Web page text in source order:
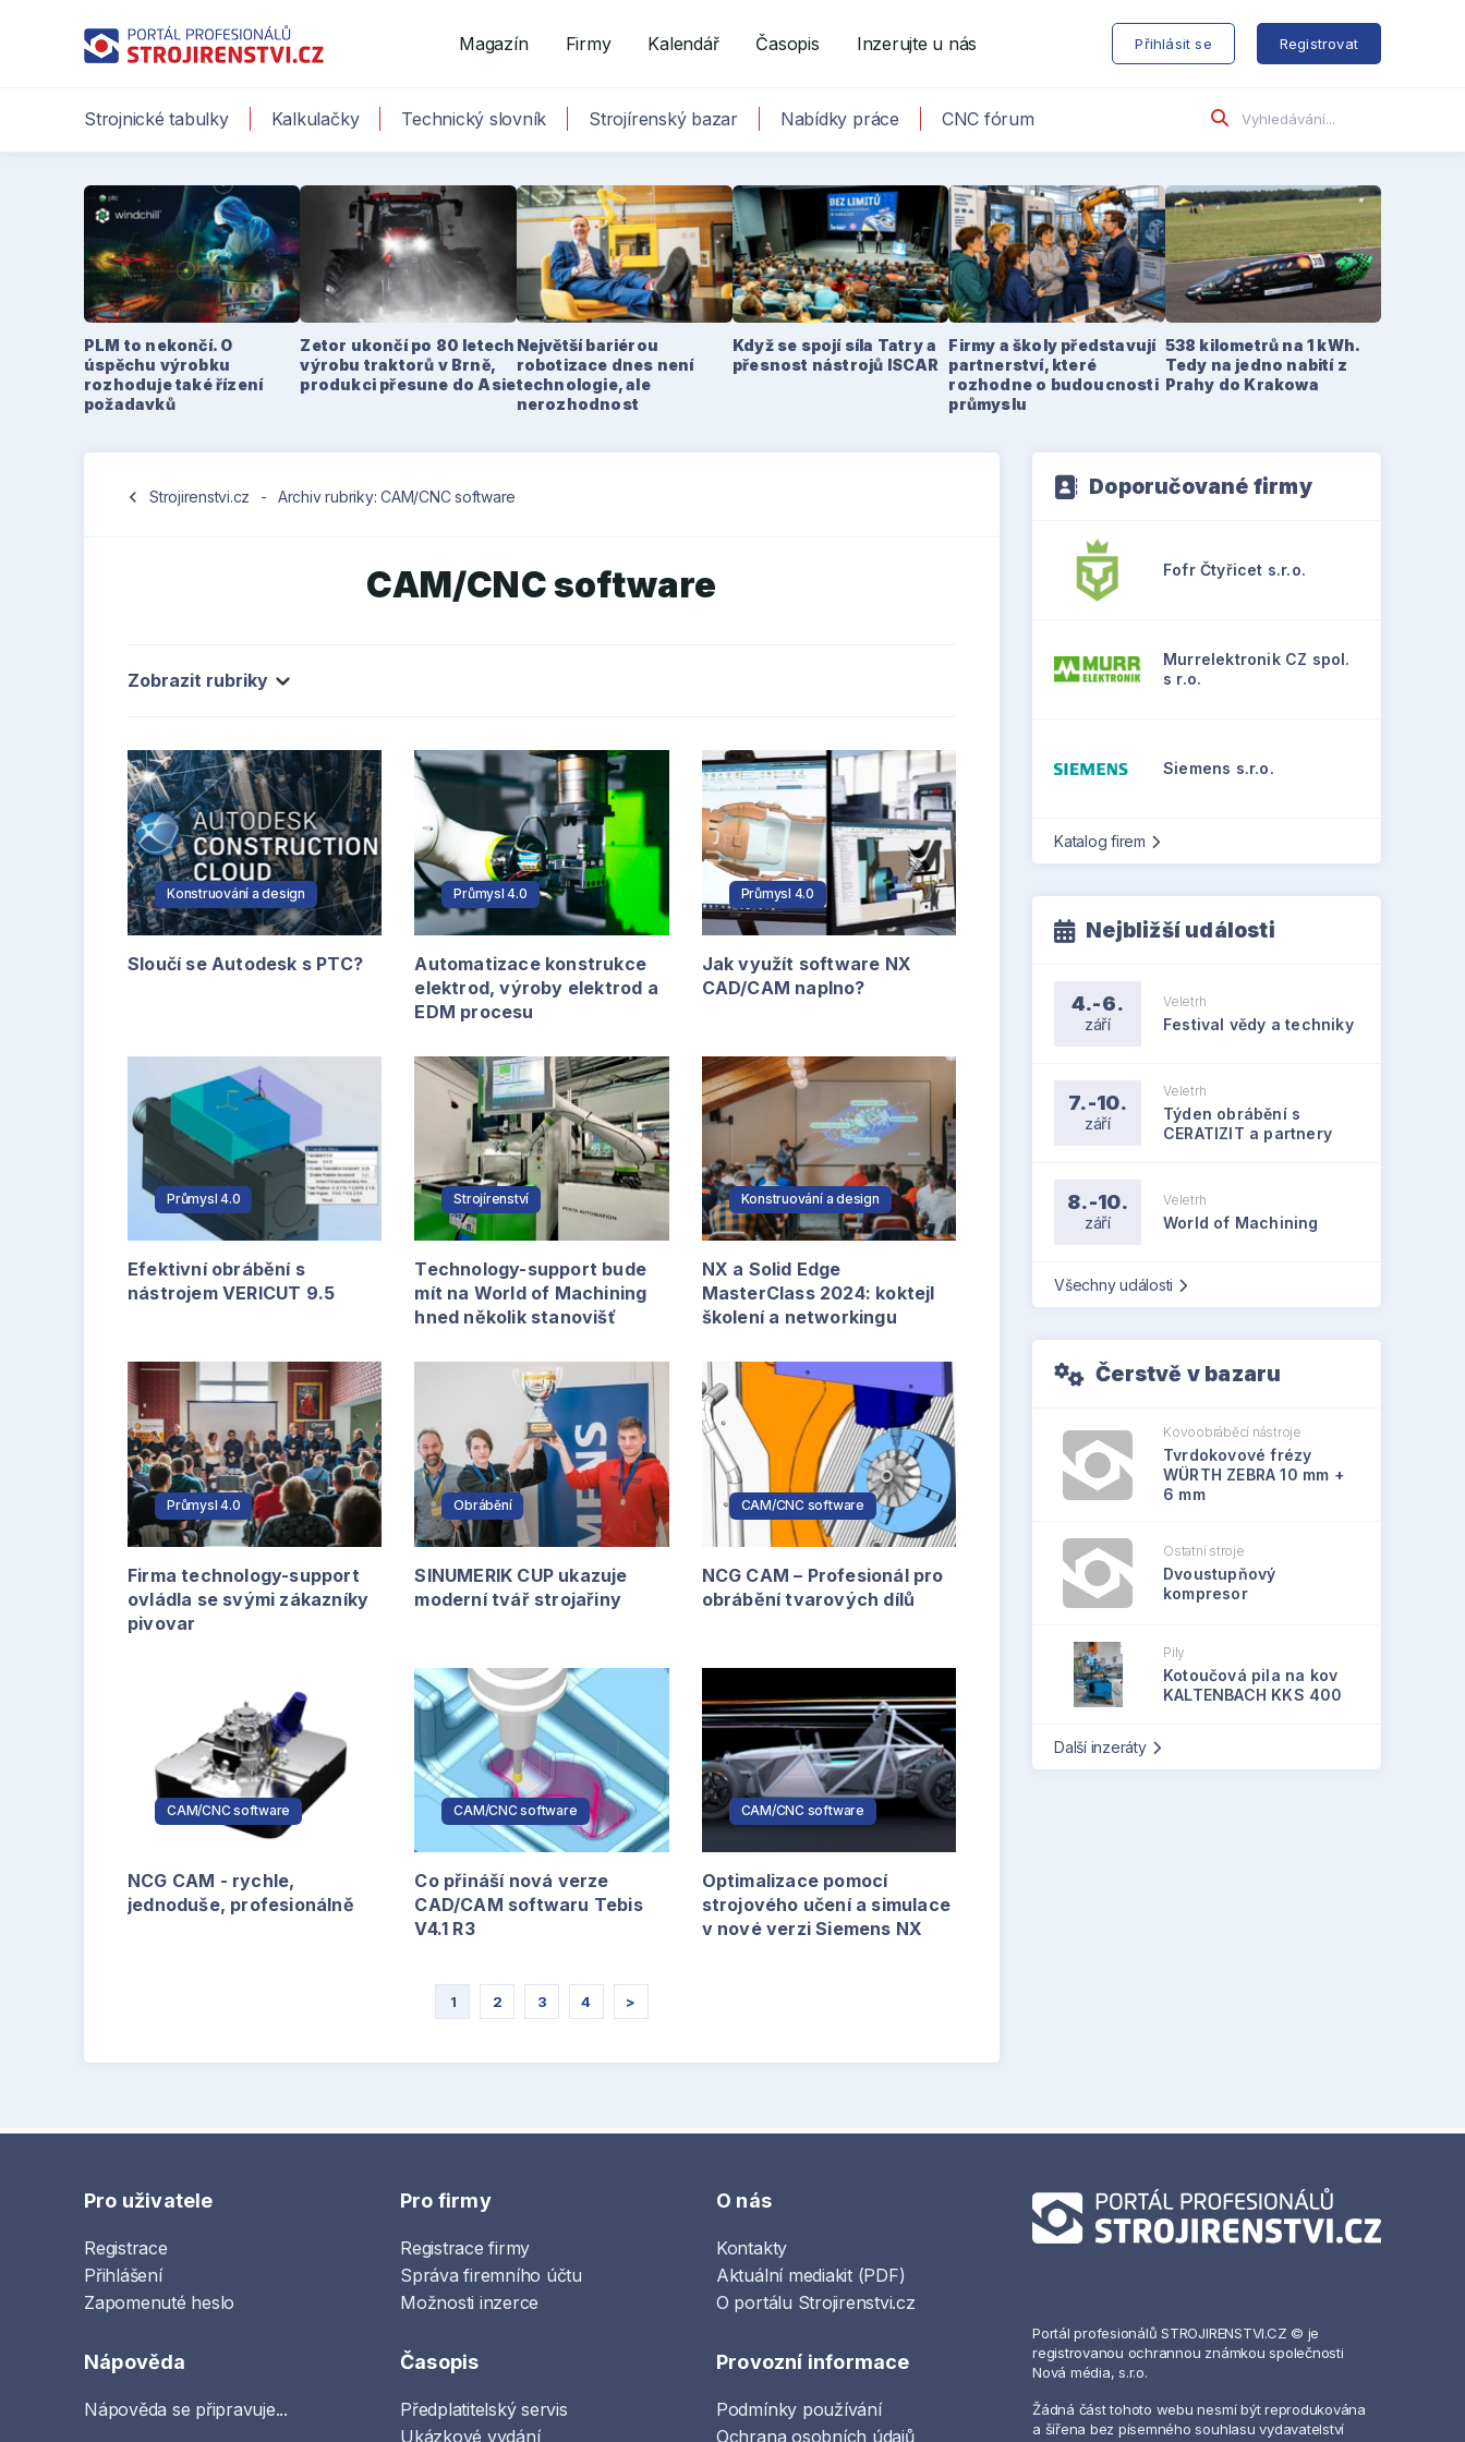
Magazín Firmy Kalendář Časopis Inzerujte u nás Přihlásit se Registrovat
Strojnické tabulky Kalkulačky Technický slovník Strojírenský bazar Nabídky práce CNC fórum
PLM to nekončí. O
úspěchu výrobku
rozhoduje také řízení
požadavků
Zetor ukončí po 80 letech
výrobu traktorů v Brně,
produkci přesune do Asie
Největší bariérou
robotizace dnes není
technologie, ale
nerozhodnost
Když se spojí síla Tatry a
přesnost nástrojů ISCAR
Firmy a školy představují
partnerství, které
rozhodne o budoucnosti
průmyslu
538 kilometrů na 1 kWh.
Tedy na jedno nabití z
Prahy do Krakowa
chevron_left Strojirenstvi.cz - Archiv rubriky: CAM/CNC software
CAM/CNC software
Zobrazit rubriky
Konstruování a design
Sloučí se Autodesk s PTC?
Průmysl 4.0
Automatizace konstrukce
elektrod, výroby elektrod a
EDM procesu
Průmysl 4.0
Jak využít software NX
CAD/CAM naplno?
Průmysl 4.0
Efektivní obrábění s
nástrojem VERICUT 9.5
Strojírenství
Technology-support bude
mít na World of Machining
hned několik stanovišť
Konstruování a design
NX a Solid Edge
MasterClass 2024: koktejl
školení a networkingu
Průmysl 4.0
Firma technology-support
ovládla se svými zákazníky
pivovar
Obrábění
SINUMERIK CUP ukazuje
moderní tvář strojařiny
CAM/CNC software
NCG CAM – Profesionál pro
obrábění tvarových dílů
CAM/CNC software
NCG CAM - rychle,
jednoduše, profesionálně
CAM/CNC software
Co přináší nová verze
CAD/CAM softwaru Tebis
V4.1 R3
CAM/CNC software
Optimalizace pomocí
strojového učení a simulace
v nové verzi Siemens NX
1 2 3 4 >
Doporučované firmy
Fofr Čtyřicet s.r.o.
Murrelektronik CZ spol.
s r.o.
Siemens s.r.o.
Katalog firem
Nejbližší události
4.-6.
září
Veletrh
Festival vědy a techniky
7.-10.
září
Veletrh
Týden obrábění s
CERATIZIT a partnery
8.-10.
září
Veletrh
World of Machining
Všechny události
Čerstvě v bazaru
Kovoobráběcí nástroje
Tvrdokovové frézy
WÜRTH ZEBRA 10 mm +
6 mm
Ostatní stroje
Dvoustupňový
kompresor
Pily
Kotoučová pila na kov
KALTENBACH KKS 400
Další inzeráty
Pro uživatele
Registrace
Přihlášení
Zapomenuté heslo
Pro firmy
Registrace firmy
Správa firemního účtu
Možnosti inzerce
O nás
Kontakty
Aktuální mediakit (PDF)
O portálu Strojirenstvi.cz
Nápověda
Nápověda se připravuje...
Časopis
Předplatitelský servis
Ukázkové vydání
Provozní informace
Podmínky používání
Ochrana osobních údajů
Portál profesionálů STROJIRENSTVI.CZ © je
registrovanou ochrannou známkou společnosti
Nová média, s.r.o.
Žádná část tohoto webu nesmí být reprodukována
a šířena bez písemného souhlasu vydavatelství